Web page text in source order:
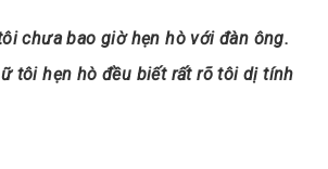
chưa bao giờ hẹn hò với đàn ông.
tôi hẹn hò đều biết rất rõ tôi dị tính